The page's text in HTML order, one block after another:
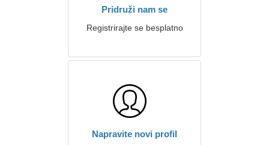
Pridruži nam se
Registrirajte se besplatno
Napravite novi profil